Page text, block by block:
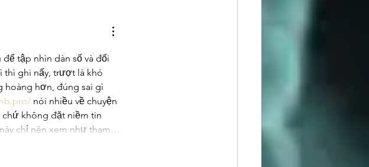
tập nhìn dàn số và đối
thì ghi nấy, trượt là khó
hoàng hơn, đúng sai gì
nói nhiều về chuyện
không đặt niềm tin
chỉ nên xem như tham…